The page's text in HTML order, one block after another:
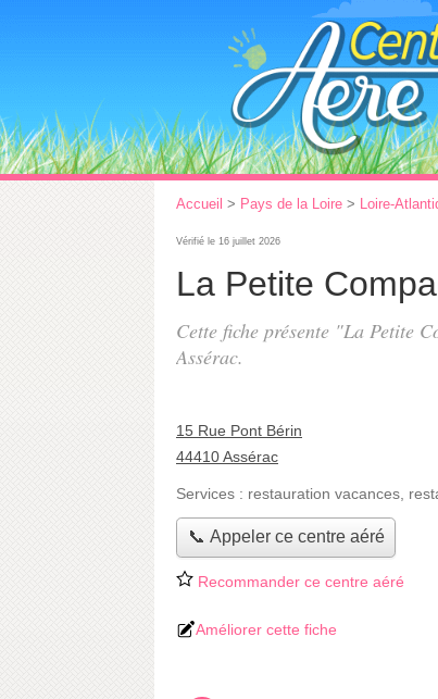
Accueil > Pays de la Loire > Loire-
Vérifié le 16 juillet 2026
La Petite
Cette fiche présente "La Petite
Assérac.
15 Rue Pont Bérin
44410 Assérac
Services : restauration vacances
📞 Appeler ce centre aéré
Recommander ce centre aéré
Améliorer cette fiche